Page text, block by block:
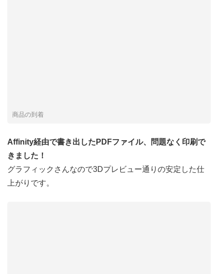
商品の到着
Affinity経由で書き出したPDFファイル、問題なく印刷で
きました！
グラフィックさんなので3Dプレビュー通りの安定した仕
上がりです。